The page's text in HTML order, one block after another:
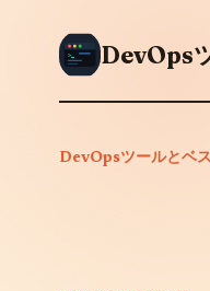
DevOpsツールとベ